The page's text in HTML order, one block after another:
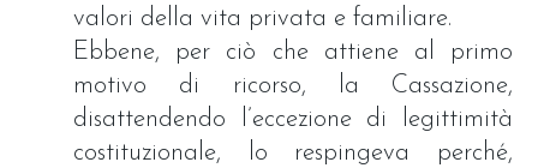
valori della vita privata e familiare.
Ebbene, per ciò che attiene al primo
motivo di ricorso, la Cassazione,
disattendendo l’eccezione di legittimità
costituzionale, lo respingeva perché,